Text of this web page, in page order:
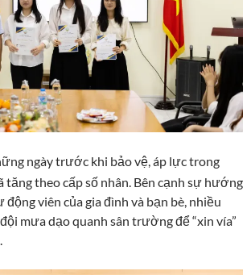
ngày trước khi bảo vệ, áp lực trong
tăng theo cấp số nhân. Bên cạnh sự hướng
động viên của gia đình và bạn bè, nhiều
mưa dạo quanh sân trường để “xin vía”